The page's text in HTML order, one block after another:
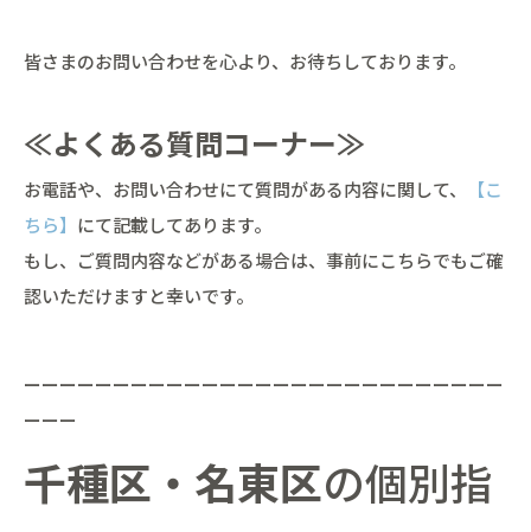
皆さまのお問い合わせを心より、お待ちしております。
≪よくある質問コーナー≫
お電話や、お問い合わせにて質問がある内容に関して、
【こ
ちら】 にて記載してあります。
もし、ご質問内容などがある場合は、事前にこちらでもご確
認いただけますと幸いです。
ーーーーーーーーーーーーーーーーーーーーーーーーーーー
ーーー
千種区・名東区の個別指